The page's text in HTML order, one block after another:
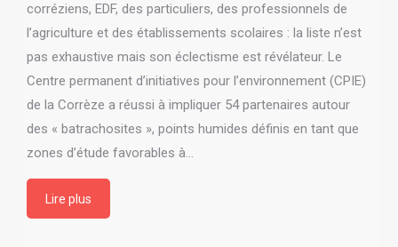
corréziens, EDF, des particuliers, des professionnels de
l’agriculture et des établissements scolaires : la liste n’est
pas exhaustive mais son éclectisme est révélateur. Le
Centre permanent d’initiatives pour l’environnement (CPIE)
de la Corrèze a réussi à impliquer 54 partenaires autour
des « batrachosites », points humides définis en tant que
zones d’étude favorables à…
Lire plus